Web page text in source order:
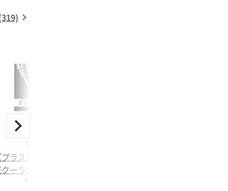
ラスチック加工向け】高
ーラントホース i-TOOL